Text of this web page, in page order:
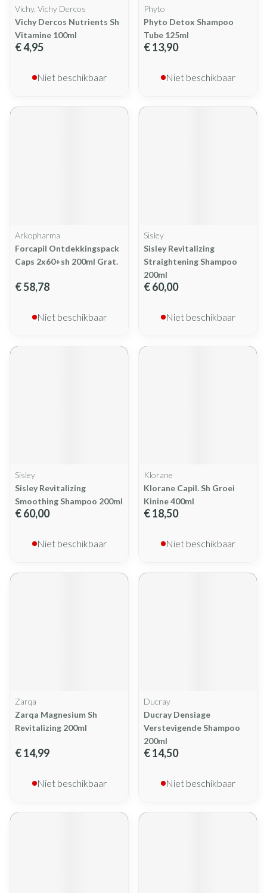
Vichy, Vichy Dercos
Vichy Dercos Nutrients Sh
Vitamine 100ml
€ 4,95
Niet beschikbaar
Phyto
Phyto Detox Shampoo
Tube 125ml
€ 13,90
Niet beschikbaar
Arkopharma
Forcapil Ontdekkingspack
Caps 2x60+sh 200ml Grat.
€ 58,78
Niet beschikbaar
Sisley
Sisley Revitalizing
Straightening Shampoo
200ml
€ 60,00
Niet beschikbaar
Sisley
Sisley Revitalizing
Smoothing Shampoo 200ml
€ 60,00
Niet beschikbaar
Klorane
Klorane Capil. Sh Groei
Kinine 400ml
€ 18,50
Niet beschikbaar
Zarqa
Zarqa Magnesium Sh
Revitalizing 200ml
€ 14,99
Niet beschikbaar
Ducray
Ducray Densiage
Verstevigende Shampoo
200ml
€ 14,50
Niet beschikbaar